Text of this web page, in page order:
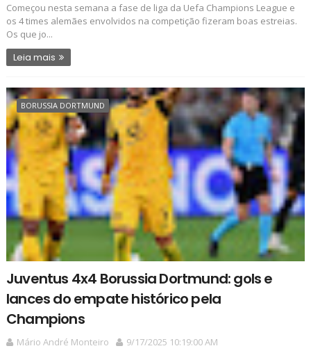
Começou nesta semana a fase de liga da Uefa Champions League e
os 4 times alemães envolvidos na competição fizeram boas estreias.
Os que jo...
Leia mais
BORUSSIA DORTMUND
Juventus 4x4 Borussia Dortmund: gols e
lances do empate histórico pela
Champions
Mário André Monteiro 9/17/2025 10:19:00 AM